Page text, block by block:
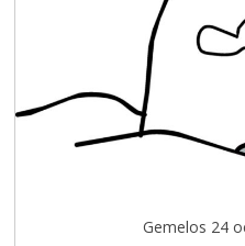
Gemelos 24